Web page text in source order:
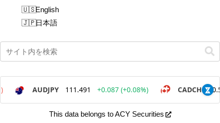
English
日本語
This data belongs to ACY Securities